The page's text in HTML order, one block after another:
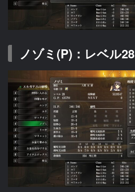
ノゾミ(P)：レベル28